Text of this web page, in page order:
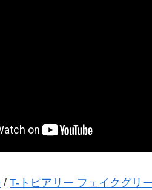
/ T-トピアリー フェイクグリ